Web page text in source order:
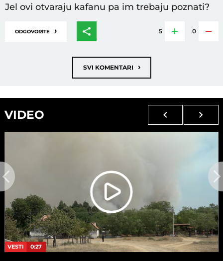
Jel ovi otvaraju kafanu pa im trebaju poznati?
ODGOVORITE › 5 0
SVI KOMENTARI ›
VIDEO
VESTI 0:27